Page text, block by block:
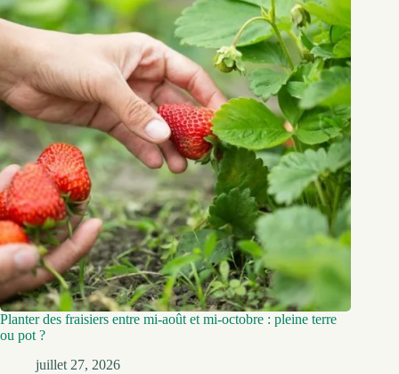
Planter des fraisiers entre mi-août et mi-octobre : pleine terre
ou pot ?
juillet 27, 2026